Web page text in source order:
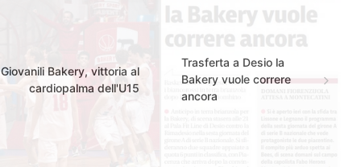
Giovanili Bakery, vittoria al
cardiopalma dell'U15
Trasferta a Desio la
Bakery vuole correre
ancora